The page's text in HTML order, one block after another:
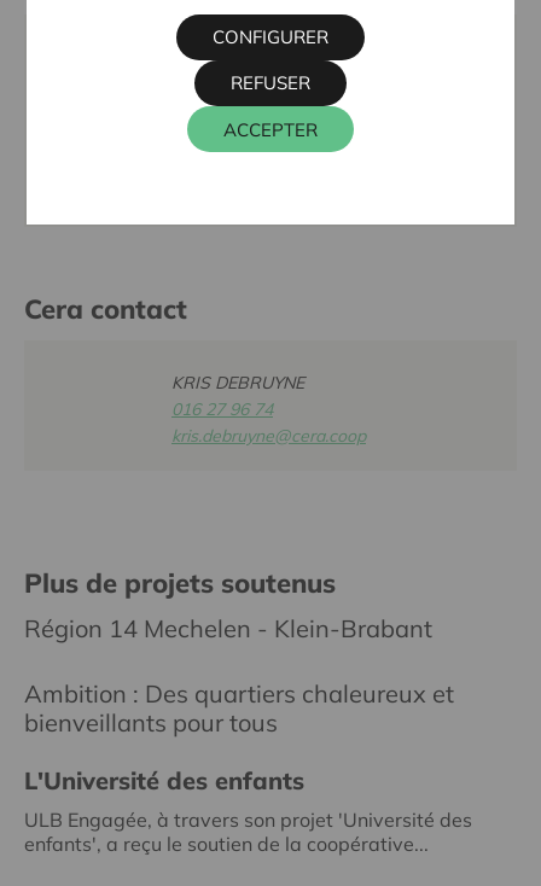
VRIJE BASISSCHOOL DE APPELBOOM, PASTOOR
PEETERSSTRAAT 10, 2880 BORNEM
03 889 39 16
directie@schoolbranst.be
Cera contact
KRIS DEBRUYNE
016 27 96 74
kris.debruyne@cera.coop
Plus de projets soutenus
Région 14 Mechelen - Klein-Brabant
Ambition : Des quartiers chaleureux et
bienveillants pour tous
L'Université des enfants
ULB Engagée, à travers son projet 'Université des
enfants', a reçu le soutien de la coopérative...
ACCEPTER
REFUSER
CONFIGURER